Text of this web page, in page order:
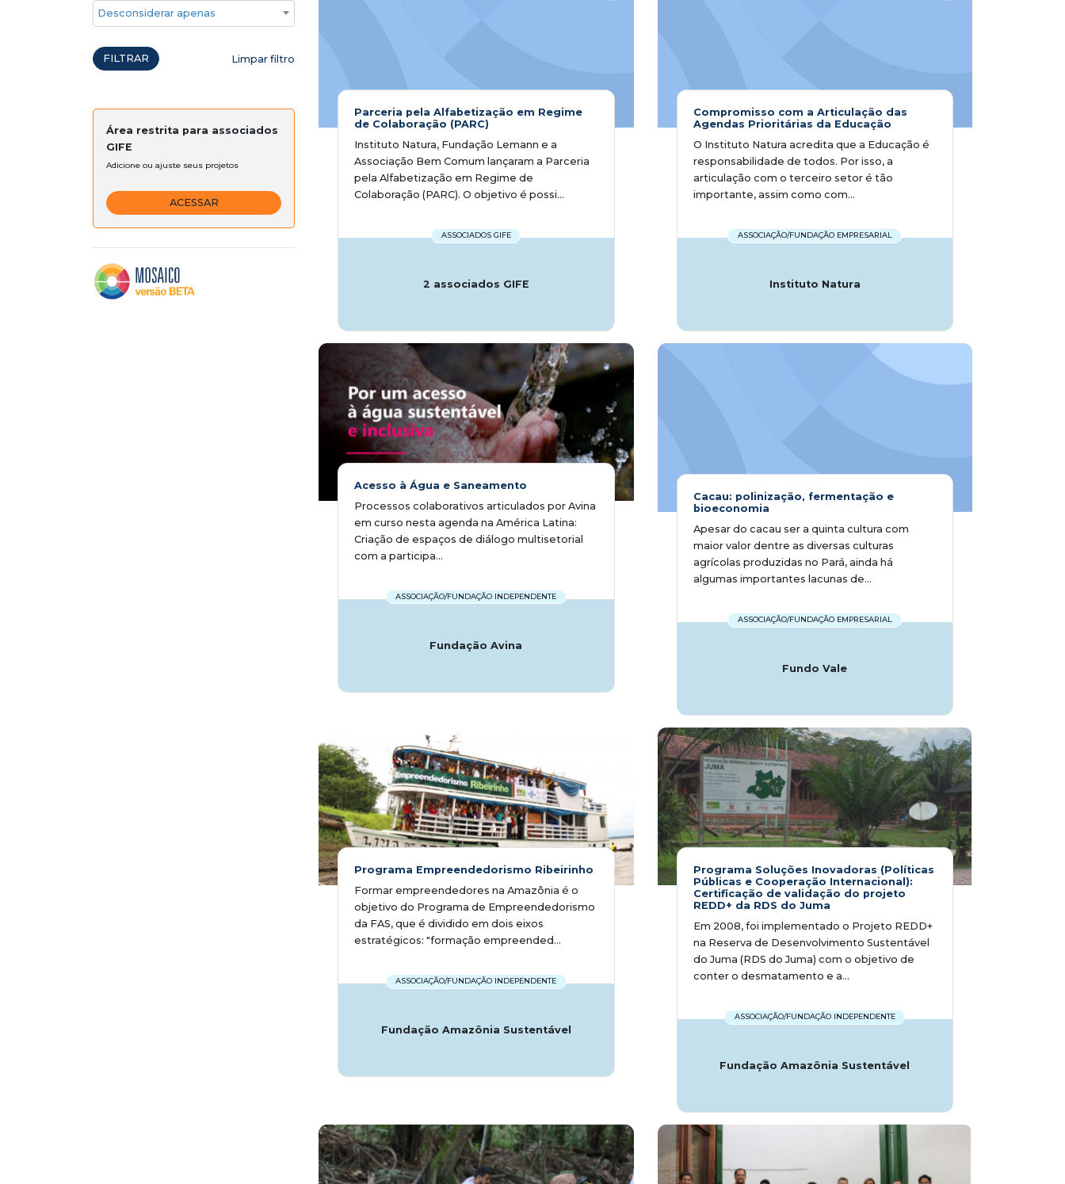
Desconsiderar apenas ações emergenciais
FILTRAR Limpar filtro
Área restrita para associados
GIFE
Adicione ou ajuste seus projetos
ACESSAR
Parceria pela Alfabetização em Regime
de Colaboração (PARC)
Instituto Natura, Fundação Lemann e a
Associação Bem Comum lançaram a Parceria
pela Alfabetização em Regime de
Colaboração (PARC). O objetivo é possi...
ASSOCIADOS GIFE
2 associados GIFE
Compromisso com a Articulação das
Agendas Prioritárias da Educação
O Instituto Natura acredita que a Educação é
responsabilidade de todos. Por isso, a
articulação com o terceiro setor é tão
importante, assim como com...
ASSOCIAÇÃO/FUNDAÇÃO EMPRESARIAL
Instituto Natura
Acesso à Água e Saneamento
Processos colaborativos articulados por Avina
em curso nesta agenda na América Latina: 
Criação de espaços de diálogo multisetorial
com a participa...
ASSOCIAÇÃO/FUNDAÇÃO INDEPENDENTE
Fundação Avina
Cacau: polinização, fermentação e
bioeconomia
Apesar do cacau ser a quinta cultura com
maior valor dentre as diversas culturas
agrícolas produzidas no Pará, ainda há
algumas importantes lacunas de...
ASSOCIAÇÃO/FUNDAÇÃO EMPRESARIAL
Fundo Vale
Programa Empreendedorismo Ribeirinho
Formar empreendedores na Amazônia é o
objetivo do Programa de Empreendedorismo
da FAS, que é dividido em dois eixos
estratégicos: "formação empreended...
ASSOCIAÇÃO/FUNDAÇÃO INDEPENDENTE
Fundação Amazônia Sustentável
Programa Soluções Inovadoras (Políticas
Públicas e Cooperação Internacional):
Certificação de validação do projeto
REDD+ da RDS do Juma
Em 2008, foi implementado o Projeto REDD+
na Reserva de Desenvolvimento Sustentável
do Juma (RDS do Juma) com o objetivo de
conter o desmatamento e a...
ASSOCIAÇÃO/FUNDAÇÃO INDEPENDENTE
Fundação Amazônia Sustentável